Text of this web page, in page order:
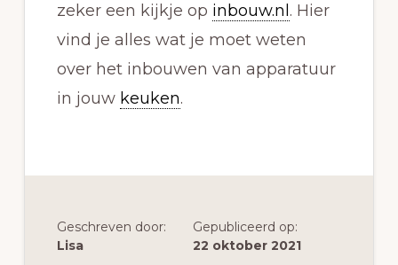
zeker een kijkje op inbouw.nl . Hier
vind je alles wat je moet weten
over het inbouwen van apparatuur
in jouw keuken.
Geschreven door:
Lisa
Gepubliceerd op:
22 oktober 2021